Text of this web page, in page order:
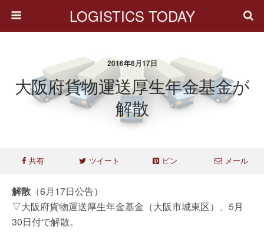
LOGISTICS TODAY
2016年6月17日
大阪府貨物運送厚生年金基金が
解散
共有 ツイート ピン メール
解散 （6月17日公告）
▽大阪府貨物運送厚生年金基金（大阪市城東区）、5月
30日付で解散。